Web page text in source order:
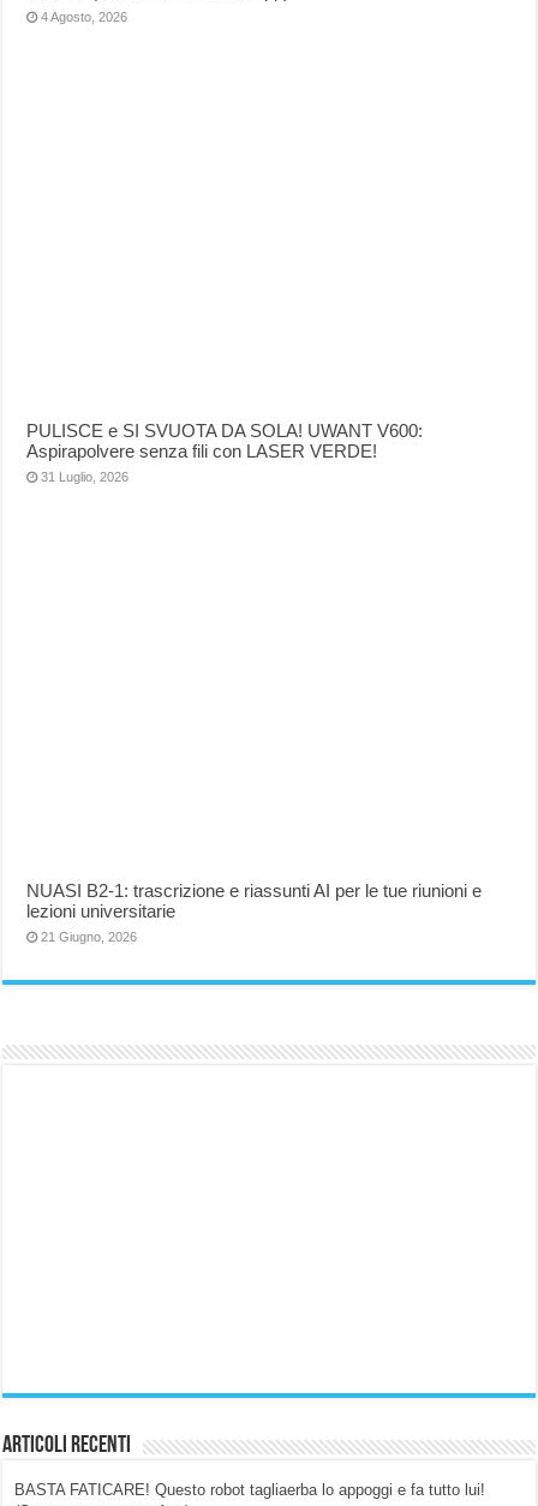
4 Agosto, 2026
PULISCE e SI SVUOTA DA SOLA! UWANT V600:
Aspirapolvere senza fili con LASER VERDE!
31 Luglio, 2026
NUASI B2-1: trascrizione e riassunti AI per le tue riunioni e
lezioni universitarie
21 Giugno, 2026
Articoli Recenti
BASTA FATICARE! Questo robot tagliaerba lo appoggi e fa tutto lui!